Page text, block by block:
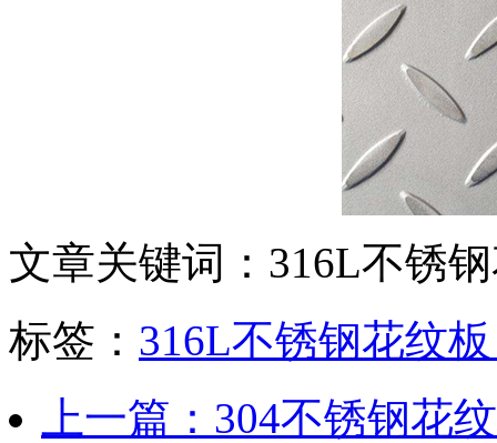
文章关键词：316L不锈
标签： 316L不锈钢花纹
上一篇：304不锈钢花